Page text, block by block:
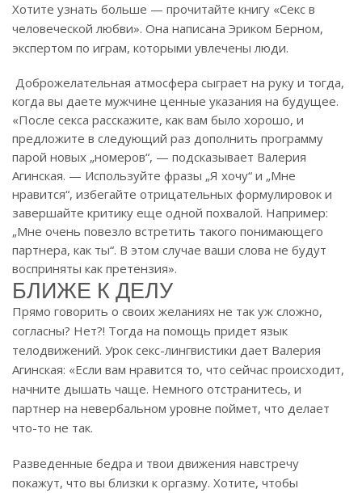
Хотите узнать больше — прочитайте книгу «Секс в
человеческой любви». Она написана Эриком Берном,
экспертом по играм, которыми увлечены люди.
Доброжелательная атмосфера сыграет на руку и тогда,
когда вы даете мужчине ценные указания на будущее.
«После секса расскажите, как вам было хорошо, и
предложите в следующий раз дополнить программу
парой новых „номеров“, — подсказывает Валерия
Агинская. — Используйте фразы „Я хочу“ и „Мне
нравится“, избегайте отрицательных формулировок и
завершайте критику еще одной похвалой. Например:
„Мне очень повезло встретить такого понимающего
партнера, как ты“. В этом случае ваши слова не будут
восприняты как претензия».
БЛИЖЕ К ДЕЛУ
Прямо говорить о своих желаниях не так уж сложно,
согласны? Нет?! Тогда на помощь придет язык
телодвижений. Урок секс-лингвистики дает Валерия
Агинская: «Если вам нравится то, что сейчас происходит,
начните дышать чаще. Немного отстранитесь, и
партнер на невербальном уровне поймет, что делает
что-то не так.
Разведенные бедра и твои движения навстречу
покажут, что вы близки к оргазму. Хотите, чтобы